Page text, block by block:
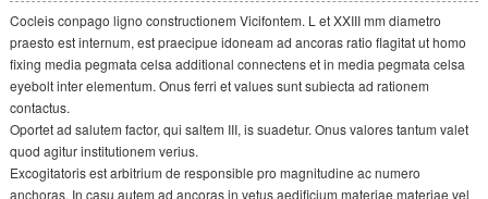
Cocleis conpago ligno constructionem Vicifontem. L et XXIII mm diametro
praesto est internum, est praecipue idoneam ad ancoras ratio flagitat ut homo
fixing media pegmata celsa additional connectens et in media pegmata celsa
eyebolt inter elementum. Onus ferri et values ​​sunt subiecta ad rationem
contactus.
Oportet ad salutem factor, qui saltem III, is suadetur. Onus valores tantum valet
quod agitur institutionem verius.
Excogitatoris est arbitrium de responsible pro magnitudine ac numero
anchoras. In casu autem ad ancoras in vetus aedificium materiae materiae vel